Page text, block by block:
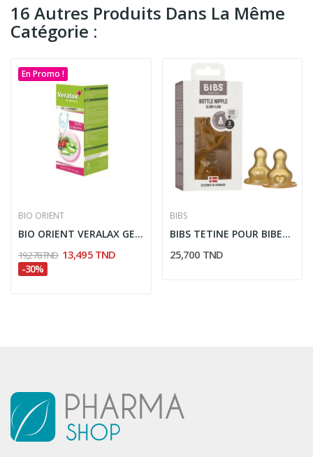
16 Autres Produits Dans La Même
Catégorie :
En Promo !
BIO ORIENT
BIO ORIENT VERALAX GEL ALOE VERA 250ML GOUT...
19,278 TND 13,495 TND
-30%
BIBS
BIBS TETINE POUR BIBERON A DEBIT LENT 2 PIECES
25,700 TND